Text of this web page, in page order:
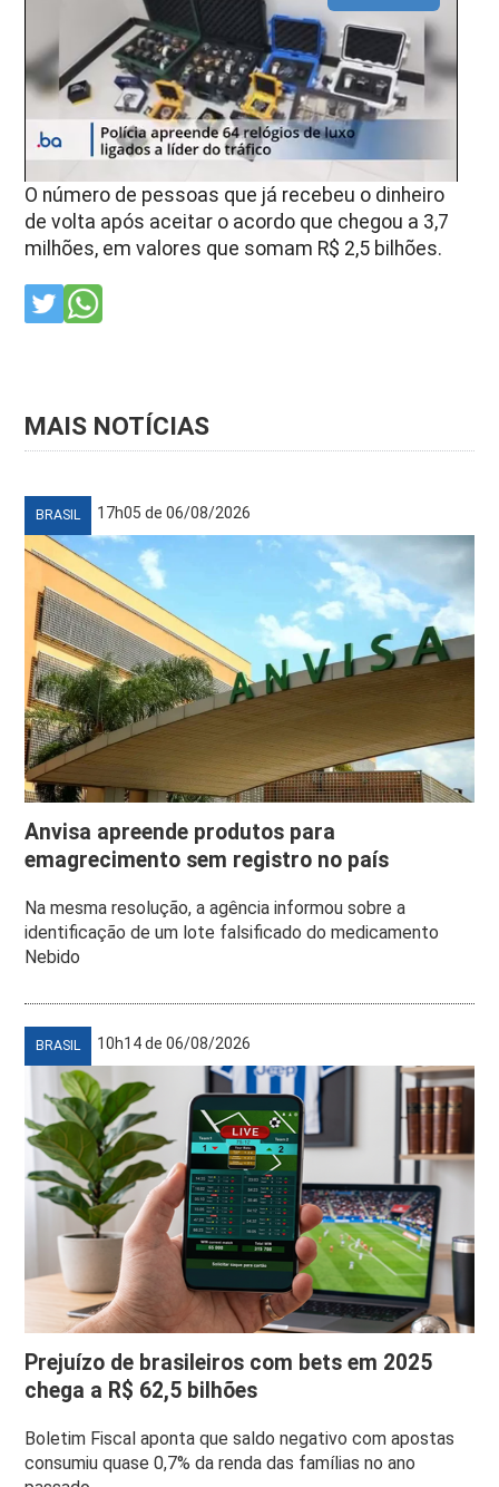
O número de pessoas que já recebeu o dinheiro
de volta após aceitar o acordo que chegou a 3,7
milhões, em valores que somam R$ 2,5 bilhões.
MAIS NOTÍCIAS
BRASIL 17h05 de 06/08/2026
Anvisa apreende produtos para
emagrecimento sem registro no país
Na mesma resolução, a agência informou sobre a
identificação de um lote falsificado do medicamento
Nebido
BRASIL 10h14 de 06/08/2026
Prejuízo de brasileiros com bets em 2025
chega a R$ 62,5 bilhões
Boletim Fiscal aponta que saldo negativo com apostas
consumiu quase 0,7% da renda das famílias no ano